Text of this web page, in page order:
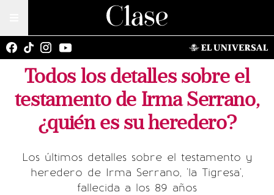
Todos los detalles sobre el
testamento de Irma Serrano,
¿quién es su heredero?
Los últimos detalles sobre el testamento y
heredero de Irma Serrano, 'la Tigresa',
fallecida a los 89 años